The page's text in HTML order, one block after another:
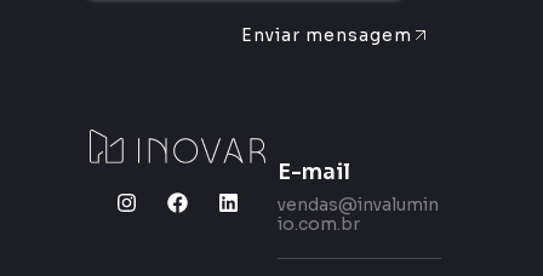
Enviar mensagem
E-mail
vendas@invalumin
io.com.br